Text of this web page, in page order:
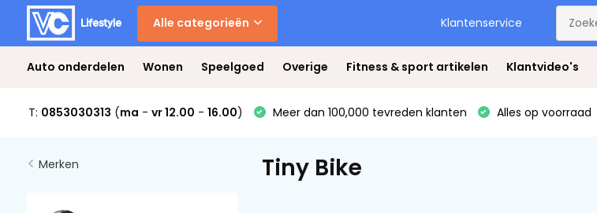
Alle categorieën Klantenservice
Auto onderdelen Wonen Speelgoed Overige Fitness & sport artikelen Klantvideo's
T: 0853030313 (ma - vr 12.00 - 16.00) Meer dan 100,000 tevreden klanten Alles op voorraad
Merken Tiny Bike